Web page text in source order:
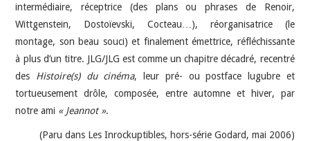
intermédiaire, réceptrice (des plans ou phrases de Renoir,
Wittgenstein, Dostoïevski, Cocteau…), réorganisatrice (le
montage, son beau souci) et finalement émettrice, réfléchissante
à plus d’un titre. JLG/JLG est comme un chapitre décadré, recentré
des Histoire(s) du cinéma, leur pré- ou postface lugubre et
tortueusement drôle, composée, entre automne et hiver, par
notre ami « Jeannot ».
(Paru dans Les Inrockuptibles, hors-série Godard, mai 2006)